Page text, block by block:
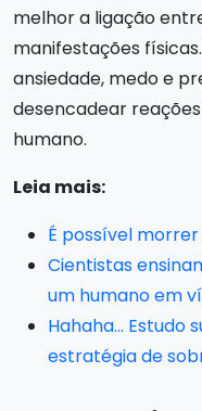
melhor a ligação
manifestações
ansiedade, medo e
desencadear
humano.
Leia mais:
É possível
Cientistas
um humano em
Hahaha… Estudo
estratégia de